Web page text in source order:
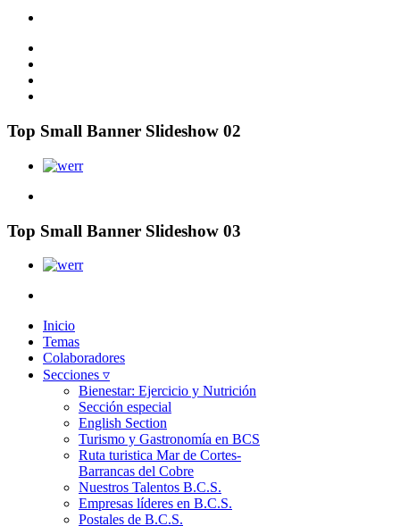
Top Small Banner Slideshow 02
Top Small Banner Slideshow 03
Inicio
Temas
Colaboradores
Secciones ▿
Bienestar: Ejercicio y Nutrición
Sección especial
English Section
Turismo y Gastronomía en BCS
Ruta turistica Mar de Cortes-
Barrancas del Cobre
Nuestros Talentos B.C.S.
Empresas líderes en B.C.S.
Postales de B.C.S.